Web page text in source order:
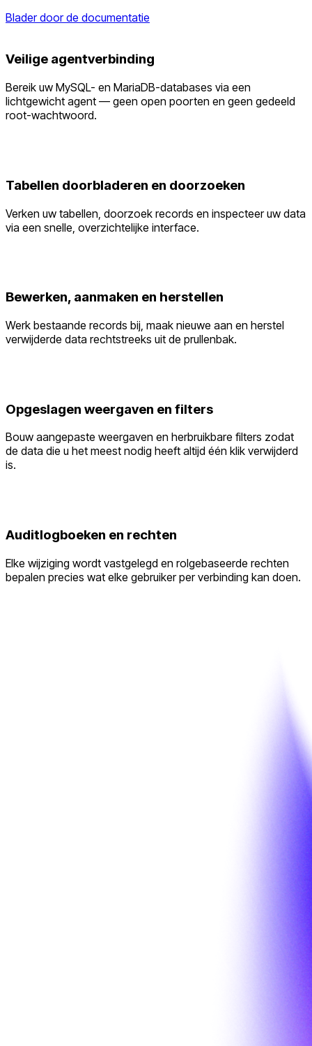
Blader door de documentatie
Veilige agentverbinding
Bereik uw MySQL- en MariaDB-databases via een
lichtgewicht agent — geen open poorten en geen gedeeld
root-wachtwoord.
Tabellen doorbladeren en doorzoeken
Verken uw tabellen, doorzoek records en inspecteer uw data
via een snelle, overzichtelijke interface.
Bewerken, aanmaken en herstellen
Werk bestaande records bij, maak nieuwe aan en herstel
verwijderde data rechtstreeks uit de prullenbak.
Opgeslagen weergaven en filters
Bouw aangepaste weergaven en herbruikbare filters zodat
de data die u het meest nodig heeft altijd één klik verwijderd
is.
Auditlogboeken en rechten
Elke wijziging wordt vastgelegd en rolgebaseerde rechten
bepalen precies wat elke gebruiker per verbinding kan doen.